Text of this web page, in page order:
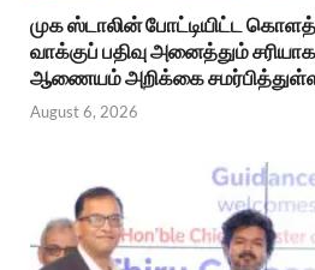
முக ஸ்டாலின் போட்டியிட்ட
வாக்குப் பதிவு அனைத்தும்
ஆணையம் அறிக்கை
August 6, 2026